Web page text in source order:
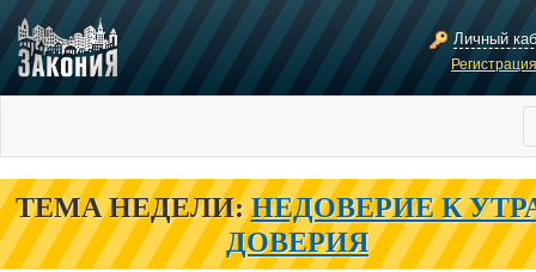
Личный
ТЕМА НЕДЕЛИ: НЕДОВЕРИЕ К
ДОВЕРИЯ